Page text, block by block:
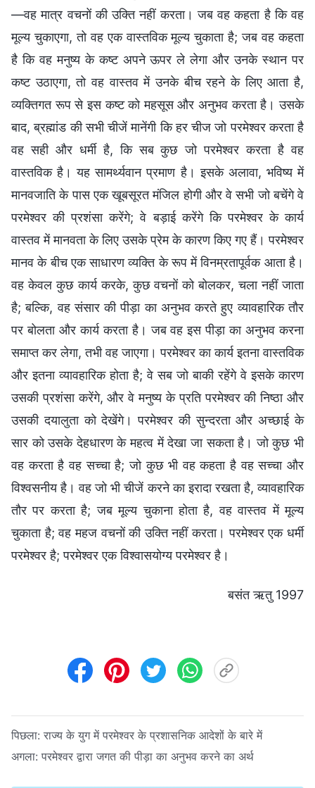
—वह मात्र वचनों की उक्ति नहीं करता। जब वह कहता है कि वह
मूल्य चुकाएगा, तो वह एक वास्तविक मूल्य चुकाता है; जब वह कहता
है कि वह मनुष्य के कष्ट अपने ऊपर ले लेगा और उनके स्थान पर
कष्ट उठाएगा, तो वह वास्तव में उनके बीच रहने के लिए आता है,
व्यक्तिगत रूप से इस कष्ट को महसूस और अनुभव करता है। उसके
बाद, ब्रह्मांड की सभी चीजें मानेंगी कि हर चीज जो परमेश्वर करता है
वह सही और धर्मी है, कि सब कुछ जो परमेश्वर करता है वह
वास्तविक है। यह सामर्थ्यवान प्रमाण है। इसके अलावा, भविष्य में
मानवजाति के पास एक खूबसूरत मंजिल होगी और वे सभी जो बचेंगे वे
परमेश्वर की प्रशंसा करेंगे; वे बड़ाई करेंगे कि परमेश्वर के कार्य
वास्तव में मानवता के लिए उसके प्रेम के कारण किए गए हैं। परमेश्वर
मानव के बीच एक साधारण व्यक्ति के रूप में विनम्रतापूर्वक आता है।
वह केवल कुछ कार्य करके, कुछ वचनों को बोलकर, चला नहीं जाता
है; बल्कि, वह संसार की पीड़ा का अनुभव करते हुए व्यावहारिक तौर
पर बोलता और कार्य करता है। जब वह इस पीड़ा का अनुभव करना
समाप्त कर लेगा, तभी वह जाएगा। परमेश्वर का कार्य इतना वास्तविक
और इतना व्यावहारिक होता है; वे सब जो बाकी रहेंगे वे इसके कारण
उसकी प्रशंसा करेंगे, और वे मनुष्य के प्रति परमेश्वर की निष्ठा और
उसकी दयालुता को देखेंगे। परमेश्वर की सुन्दरता और अच्छाई के
सार को उसके देहधारण के महत्व में देखा जा सकता है। जो कुछ भी
वह करता है वह सच्चा है; जो कुछ भी वह कहता है वह सच्चा और
विश्वसनीय है। वह जो भी चीजें करने का इरादा रखता है, व्यावहारिक
तौर पर करता है; जब मूल्य चुकाना होता है, वह वास्तव में मूल्य
चुकाता है; वह महज वचनों की उक्ति नहीं करता। परमेश्वर एक धर्मी
परमेश्वर है; परमेश्वर एक विश्वासयोग्य परमेश्वर है।
बसंत ऋतु 1997
पिछला: राज्य के युग में परमेश्वर के प्रशासनिक आदेशों के बारे में
अगला: परमेश्वर द्वारा जगत की पीड़ा का अनुभव करने का अर्थ